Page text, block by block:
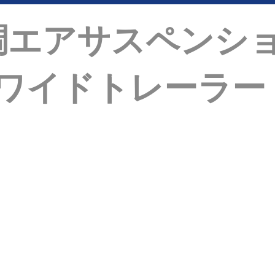
エアサスペンシ
イドトレーラー